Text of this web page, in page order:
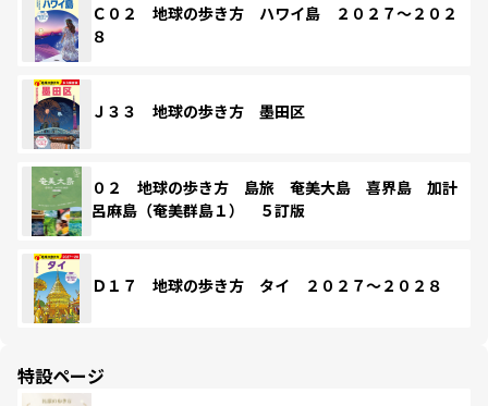
Ｃ０２ 地球の歩き方 ハワイ島 ２０２７～２０２
８
Ｊ３３ 地球の歩き方 墨田区
０２ 地球の歩き方 島旅 奄美大島 喜界島 加計
呂麻島（奄美群島１） ５訂版
Ｄ１７ 地球の歩き方 タイ ２０２７～２０２８
特設ページ